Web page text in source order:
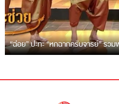
“ฉ่อย” ปะทะ “หกฉากครับจารย์” รว